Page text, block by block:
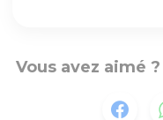
Vous avez aimé